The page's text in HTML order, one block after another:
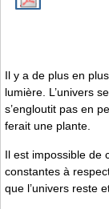
Il y a de plus en
lumière. L’univers
s’engloutit pas en
ferait une plante.
Il est impossible de
constantes à
que l’univers reste